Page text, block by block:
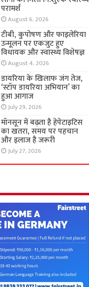
परामर्श
August 6, 2026
टीबी, कुपोषण और फाइलेरिया
उन्मूलन पर एकजुट हुए
विधायक और स्वास्थ्य विशेषज्ञ
August 4, 2026
डायरिया के खिलाफ जंग तेज,
‘स्टॉप डायरिया अभियान’ का
हुआ आगाज
July 29, 2026
मॉनसून में बढ़ता है हेपेटाइटिस
का खतरा, समय पर पहचान
और इलाज है जरूरी
July 27, 2026